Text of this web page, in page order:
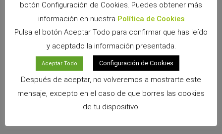
CONTÁCTANOS
LLÁMANOS
botón Configuración de Cookies. Puedes obtener más
información en nuestra Política de Cookies
Pulsa el botón Aceptar Todo para confirmar que has leído
y aceptado la información presentada.
Aceptar Todo Configuración de Cookies
Después de aceptar, no volveremos a mostrarte este
mensaje, excepto en el caso de que borres las cookies
de tu dispositivo.